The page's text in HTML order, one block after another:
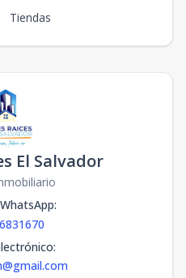
Tiendas
El Salvador
:
: